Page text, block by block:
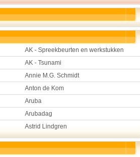
AK - Spreekbeurten en werkstukken
AK - Tsunami
Annie M.G. Schmidt
Anton de Kom
Aruba
Arubadag
Astrid Lindgren